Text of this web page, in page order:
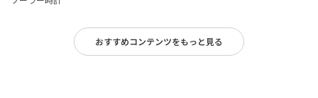
おすすめコンテンツをもっと見る